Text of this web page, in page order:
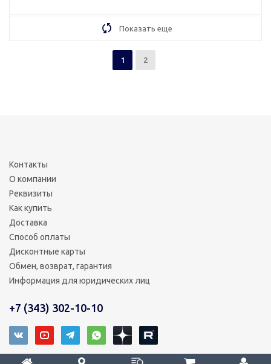
Показать еще
1 2
Контакты
О компании
Реквизиты
Как купить
Доставка
Способ оплаты
Дисконтные карты
Обмен, возврат, гарантия
Информация для юридических лиц
+7 (343) 302-10-10